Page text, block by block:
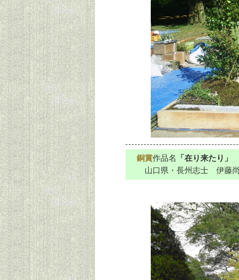
銅賞作品名 「在り来たり」
山口県・長州志士 伊藤